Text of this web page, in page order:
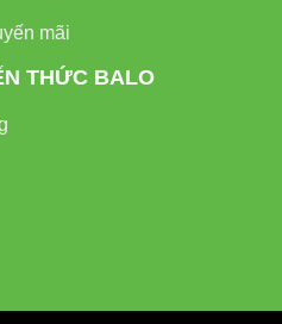
năng lượng
mãi
THỨC BALO